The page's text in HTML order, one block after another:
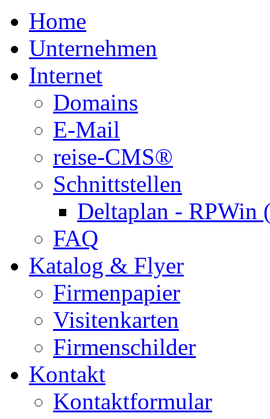
Home
Unternehmen
Internet
Domains
E-Mail
reise-CMS®
Schnittstellen
Deltaplan - RPWin
FAQ
Katalog & Flyer
Firmenpapier
Visitenkarten
Firmenschilder
Kontakt
Kontaktformular